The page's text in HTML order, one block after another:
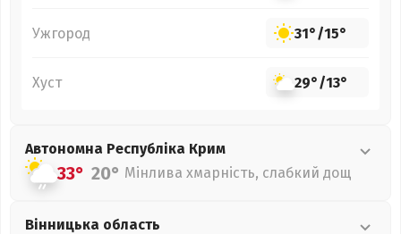
Ужгород 31°/15°
Хуст 29°/13°
Автономна Республіка Крим
33° 20° Мінлива хмарність, слабкий дощ
Вінницька область